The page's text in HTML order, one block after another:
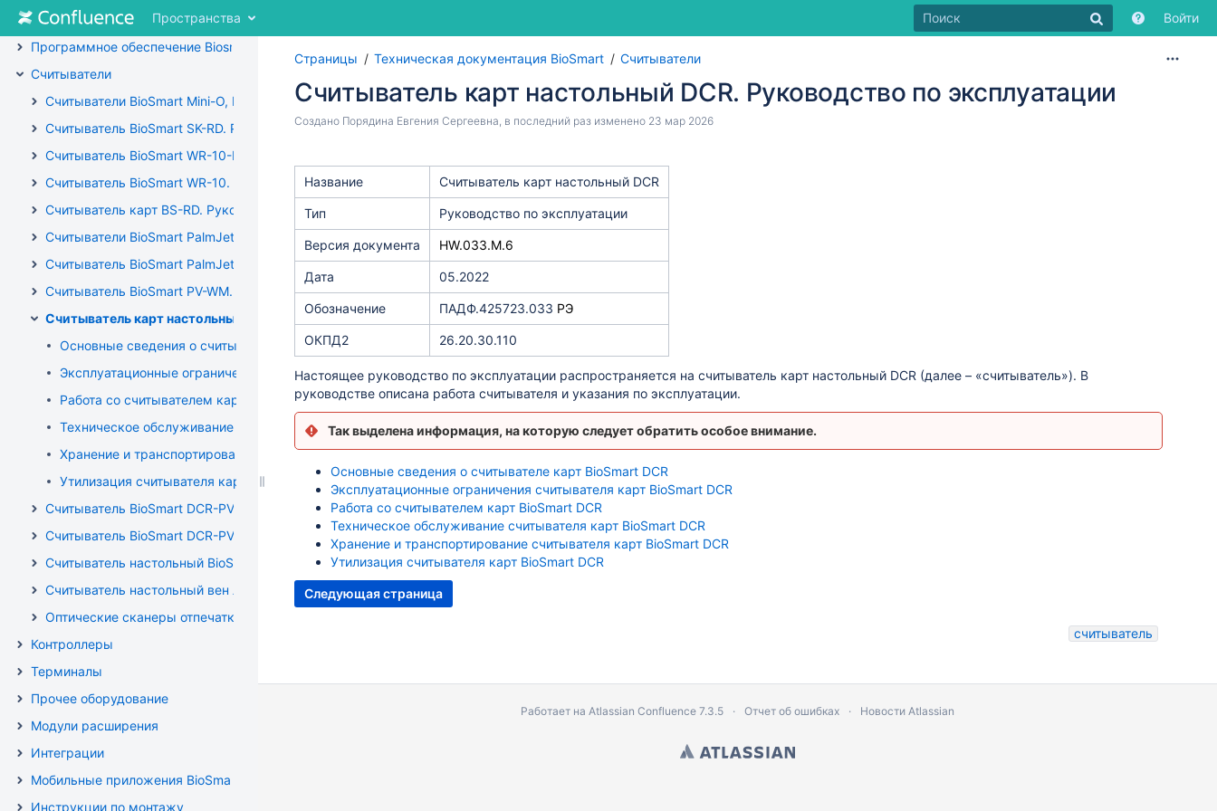
Перейти
содержимому
"Хлебным
Перейти
заголовка
Перейти
меню
действий
быстрому
Пространства Войти
ВСЕ СТРАНИЦЫ
Программное обеспечение Biosmart-Studio
Считыватели
Считыватели BioSmart Mini-O, BioSmart Mini-E. Руководство по эксплуатации
Считыватель BioSmart SK-RD. Руководство по эксплуатации
Считыватель BioSmart WR-10-BLE. Руководство по эксплуатации
Считыватель BioSmart WR-10. Руководство по эксплуатации
Считыватель карт BS-RD. Руководство по эксплуатации
Считыватели BioSmart PalmJet, BioSmart PalmJet BOX, BioSmart PalmJet BOX-T. Руководство по эксплуатации
Считыватель BioSmart PalmJet 2. Руководство по эксплуатации
Считыватель BioSmart PV-WM. Руководство по эксплуатации
Считыватель карт настольный DCR. Руководство по эксплуатации
Основные сведения о считывателе карт BioSmart DCR
Эксплуатационные ограничения считывателя карт BioSmart DCR
Работа со считывателем карт BioSmart DCR
Техническое обслуживание считывателя карт BioSmart DCR
Хранение и транспортирование считывателя карт BioSmart DCR
Утилизация считывателя карт BioSmart DCR
Считыватель BioSmart DCR-PV-LCD. Руководство по эксплуатации
Считыватель BioSmart DCR-PV-XX. Руководство по эксплуатации
Считыватель настольный BioSmart DCR-PV. Руководство по эксплуатации
Считыватель настольный вен ладони BioSmart AirPalm. Руководство по эксплуатации
Оптические сканеры отпечатков пальцев FS-80, FS81H, FS88H. Руководство по эксплуатации
Контроллеры
Терминалы
Прочее оборудование
Модули расширения
Интеграции
Мобильные приложения BioSmart
Инструкции по монтажу
Страницы Техническая документация BioSmart Считыватели
концу
баннера
началу
баннера
Считыватель карт настольный DCR. Руководство по эксплуатации
Перейти
метаданных
Создано Порядина Евгения Сергеевна, в последний раз изменено 23 мар 2026
началу
метаданных
Название Считыватель карт настольный DCR
Тип Руководство по эксплуатации
Версия документа HW.033.M.6
Дата 05.2022
Обозначение ПАДФ.425723.033 РЭ
ОКПД2 26.20.30.110
Настоящее руководство по эксплуатации распространяется на считыватель карт настольный DCR (далее – «считыватель»). В
руководстве описана работа считывателя и указания по эксплуатации.
Так выделена информация, на которую следует обратить особое внимание.
Основные сведения о считывателе карт BioSmart DCR
Эксплуатационные ограничения считывателя карт BioSmart DCR
Работа со считывателем карт BioSmart DCR
Техническое обслуживание считывателя карт BioSmart DCR
Хранение и транспортирование считывателя карт BioSmart DCR
Утилизация считывателя карт BioSmart DCR
Следующая страница
считыватель
Работает на Atlassian Confluence 7.3.5 Отчет об ошибках Новости Atlassian